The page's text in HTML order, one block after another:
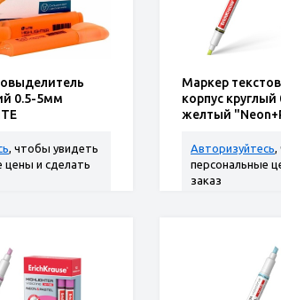
0.5-5мм
, чтобы увидеть
цены и сделать
Маркер
корпус
желтый
Авторизуйтесь,
персональные
заказ